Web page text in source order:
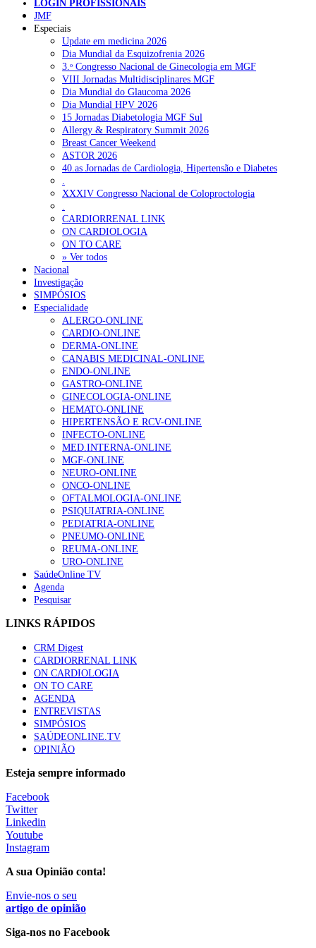
NOTÍCIAS RECENTES
Plataforma criada por estudantes apoia famílias após diagnóstico
de demência 5 de Agosto, 2026
ULS Alto Alentejo e IPO de Lisboa reforçam cooperação em
Oncologia, formação e investigação 5 de Agosto, 2026
Montenegro defende gestão pública ou privada para garantir
médicos de família 5 de Agosto, 2026
Governo admite cobrar taxas a utentes que recusem vaga em
cuidados continuados
Estudo aponta potencial da casca de maracujá-roxo no controlo
da inflamação da asma 5 de Agosto, 2026
NOTÍCIAS MAIS LIDAS
Enfermagem Forense. “Da urgência ao tribunal, cada
gesto conta e cada profissional faz a diferença”
202 visualizações
Alguns milhares de utentes podem ficar sem médico de
família com nova regras do registo, alerta associação
167 visualizações
Quase quatro em cada dez doentes com enfarte
apresentavam níveis elevados de Lp(a), revela estudo
84 visualizações
Trodelvy aprovado para primeira linha no cancro da
mama triplo negativo metastático em doentes não
elegíveis para inibidores PD-(L)1
58 visualizações
1.º Episódio do Podcast “Frequência Cardio – Sintoniza-
58 visualizações
Canábis medicinal e saúde mental
53 visualizações
MAIS NOTÍCIAS
Estudo relaciona exposição a pesticidas na infância com idade
da primeira menstruação
28 Jul, 2026
LOGIN PROFISSIONAIS
JMF
Especiais
Update em medicina 2026
Dia Mundial da Esquizofrenia 2026
3.ᵒ Congresso Nacional de Ginecologia em MGF
VIII Jornadas Multidisciplinares MGF
Dia Mundial do Glaucoma 2026
Dia Mundial HPV 2026
15 Jornadas Diabetologia MGF Sul
Allergy & Respiratory Summit 2026
Breast Cancer Weekend
ASTOR 2026
40.as Jornadas de Cardiologia, Hipertensão e Diabetes
.
XXXIV Congresso Nacional de Coloproctologia
.
CARDIORRENAL LINK
ON CARDIOLOGIA
ON TO CARE
» Ver todos
Nacional
Investigação
SIMPÓSIOS
Especialidade
ALERGO-ONLINE
CARDIO-ONLINE
DERMA-ONLINE
CANABIS MEDICINAL-ONLINE
ENDO-ONLINE
GASTRO-ONLINE
GINECOLOGIA-ONLINE
HEMATO-ONLINE
HIPERTENSÃO E RCV-ONLINE
INFECTO-ONLINE
MED.INTERNA-ONLINE
MGF-ONLINE
NEURO-ONLINE
ONCO-ONLINE
OFTALMOLOGIA-ONLINE
PSIQUIATRIA-ONLINE
PEDIATRIA-ONLINE
PNEUMO-ONLINE
REUMA-ONLINE
URO-ONLINE
SaúdeOnline TV
Agenda
Pesquisar
LINKS RÁPIDOS
CRM Digest
CARDIORRENAL LINK
ON CARDIOLOGIA
ON TO CARE
AGENDA
ENTREVISTAS
SIMPÓSIOS
SAÚDEONLINE.TV
OPINIÃO
Esteja sempre informado
Facebook
Twitter
Linkedin
Youtube
Instagram
A sua Opinião conta!
Envie-nos o seu
artigo de opinião
Siga-nos no Facebook